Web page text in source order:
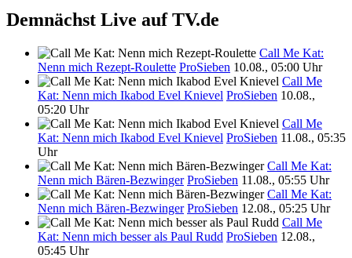
Demnächst Live auf TV.de
Call Me Kat:
Nenn mich Rezept-Roulette ProSieben 10.08., 05:00 Uhr
Call Me
Kat: Nenn mich Ikabod Evel Knievel ProSieben 10.08.,
05:20 Uhr
Call Me
Kat: Nenn mich Ikabod Evel Knievel ProSieben 11.08., 05:35
Uhr
Call Me Kat:
Nenn mich Bären-Bezwinger ProSieben 11.08., 05:55 Uhr
Call Me Kat:
Nenn mich Bären-Bezwinger ProSieben 12.08., 05:25 Uhr
Call Me
Kat: Nenn mich besser als Paul Rudd ProSieben 12.08.,
05:45 Uhr